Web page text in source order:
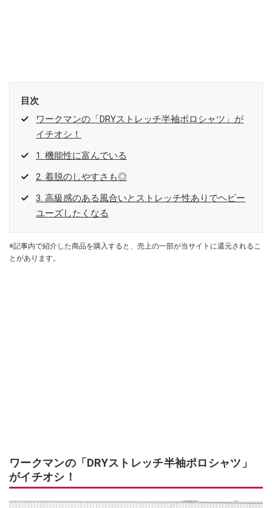
目次
ワークマンの「DRYストレッチ半袖ポロシャツ」が
イチオシ！
1. 機能性に富んでいる
2. 着脱のしやすさも◎
3. 高級感のある風合いとストレッチ性ありでヘビー
ユーズしたくなる
※記事内で紹介した商品を購入すると、売上の一部が当サイトに還元されるこ
とがあります。
ワークマンの「DRYストレッチ半袖ポロシャツ」
がイチオシ！